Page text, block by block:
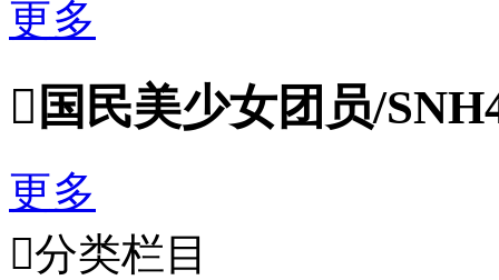
更多
 国民美少女团员/
更多
分类栏目